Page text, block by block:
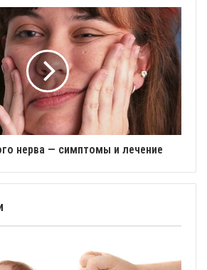
нерва — симптомы и лечение